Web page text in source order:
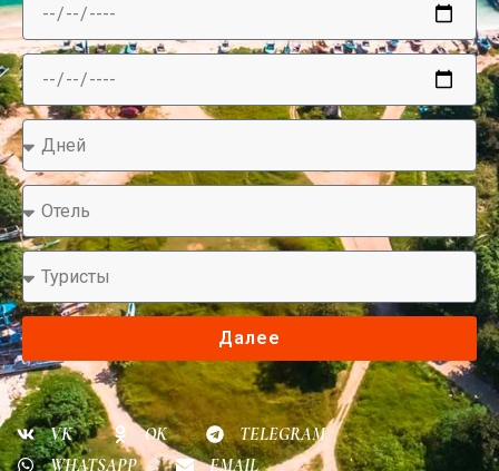
Далее
VK OK
TELEGRAM
WHATSAPP
EMAIL